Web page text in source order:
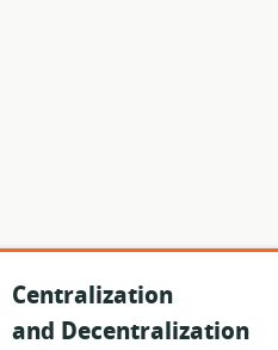
Centralization
and Decentralization